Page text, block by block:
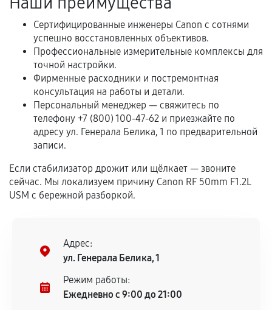
срока.
Программные сбои, если это не указано в
отдельных условиях.
Если комплектующие куплены
самостоятельно
Гарантия на выполненные работы может
сохраняться полностью или частично, если
Предоставленные детали подходят по
техническим параметрам и не имеют внешних
центром.
При этом гарантия на сами комплектующие
продавца. За качество сторонних деталей
сервисный центр ответственности не несет.
Сертифицированные инженеры Canon с сотнями
успешно восстановленных объективов.
Профессиональные измерительные комплексы для
точной настройки.
Фирменные расходники и постремонтная
консультация на работы и детали.
Персональный менеджер — свяжитесь по
телефону +7 (800) 100-47-62 и приезжайте по
адресу ул. Генерала Белика, 1 по предварительной
записи.
Если стабилизатор дрожит или щёлкает — звоните
сейчас. Мы локализуем причину Canon RF 50mm F1.2L
USM с бережной разборкой.
Адрес:
ул. Генерала Белика, 1
Режим работы:
Ежедневно с 9:00 до 21:00